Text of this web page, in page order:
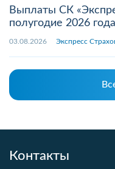
Выплаты СК
полугодие 2026
03.08.2026 Экспресс
Контакты